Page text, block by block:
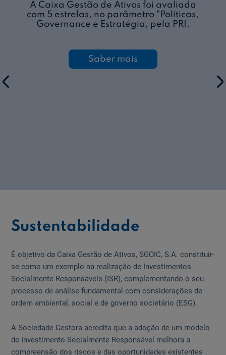
A Caixa Gestão de Ativos foi avaliada
com 5 estrelas, no parâmetro "Políticas,
Governance e Estratégia, pela PRI.
Saber maissobre
Avaliação
Sustentabilidade
É objetivo da Caixa Gestão de Ativos, SGOIC, S.A. constituir-
se como um exemplo na realização de Investimentos
Socialmente Responsáveis (ISR), complementando o seu
processo de análise fundamental com considerações de
ordem ambiental, social e de governo societário (ESG).
A Sociedade Gestora acredita que a adoção de um modelo
de Investimento Socialmente Responsável melhora a
compreensão dos riscos e das oportunidades existentes